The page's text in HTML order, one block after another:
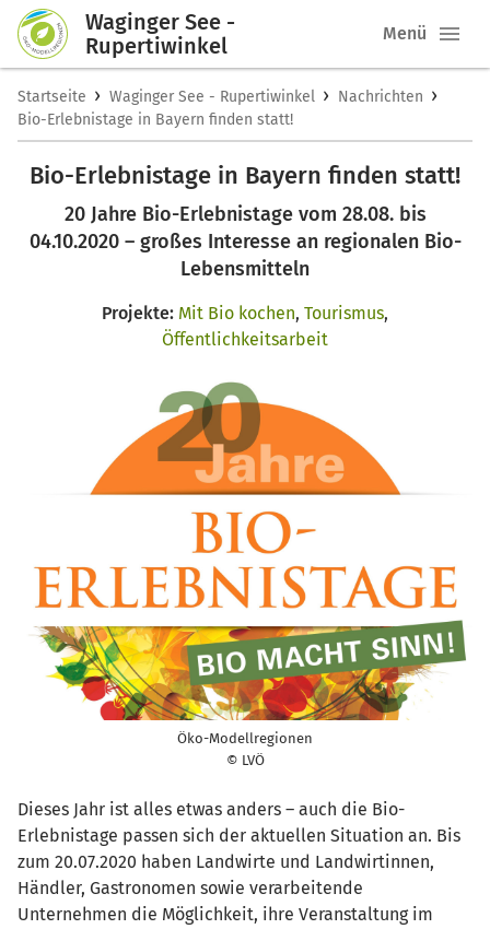
Waginger See -
Rupertiwinkel
Menü
Startseite › Waginger See - Rupertiwinkel › Nachrichten ›
Bio-Erlebnistage in Bayern finden statt!
Bio-Erlebnistage in Bayern finden statt!
20 Jahre Bio-Erlebnistage vom 28.08. bis
04.10.2020 – großes Interesse an regionalen Bio-
Lebensmitteln
Projekte: Mit Bio kochen, Tourismus,
Öffentlichkeitsarbeit
Öko-Modellregionen
© LVÖ
Dieses Jahr ist alles etwas anders – auch die Bio-
Erlebnistage passen sich der aktuellen Situation an. Bis
zum 20.07.2020 haben Landwirte und Landwirtinnen,
Händler, Gastronomen sowie verarbeitende
Unternehmen die Möglichkeit, ihre Veranstaltung im